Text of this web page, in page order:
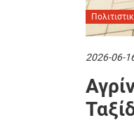
2026-06-